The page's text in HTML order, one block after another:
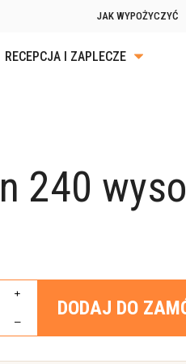
JAK WYPOŻYCZYĆ
RECEPCJA I ZAPLECZE
OGRZEWANIE
240
+
–
DODAJ DO